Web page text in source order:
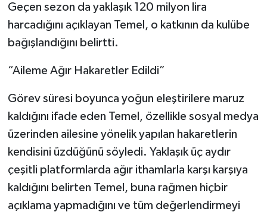
Geçen sezon da yaklaşık 120 milyon lira
harcadığını açıklayan Temel, o katkının da kulübe
bağışlandığını belirtti.
“Aileme Ağır Hakaretler Edildi”
Görev süresi boyunca yoğun eleştirilere maruz
kaldığını ifade eden Temel, özellikle sosyal medya
üzerinden ailesine yönelik yapılan hakaretlerin
kendisini üzdüğünü söyledi. Yaklaşık üç aydır
çeşitli platformlarda ağır ithamlarla karşı karşıya
kaldığını belirten Temel, buna rağmen hiçbir
açıklama yapmadığını ve tüm değerlendirmeyi